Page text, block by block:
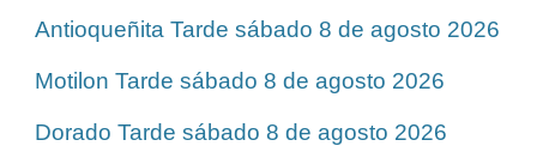
Antioqueñita Tarde sábado 8 de agosto 2026
Motilon Tarde sábado 8 de agosto 2026
Dorado Tarde sábado 8 de agosto 2026